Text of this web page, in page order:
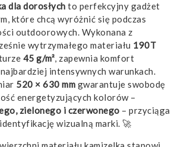
dla dorosłych to perfekcyjny gadżet
które chcą wyróżnić się podczas
outdoorowych. Wykonana z
wytrzymałego materiału 190T
45 g/m², zapewnia komfort
intensywnych warunkach.
520 × 630 mm gwarantuje swobodę
energetyzujących kolorów –
zielonego i czerwonego – przyciąga
wizualną marki. 🚀